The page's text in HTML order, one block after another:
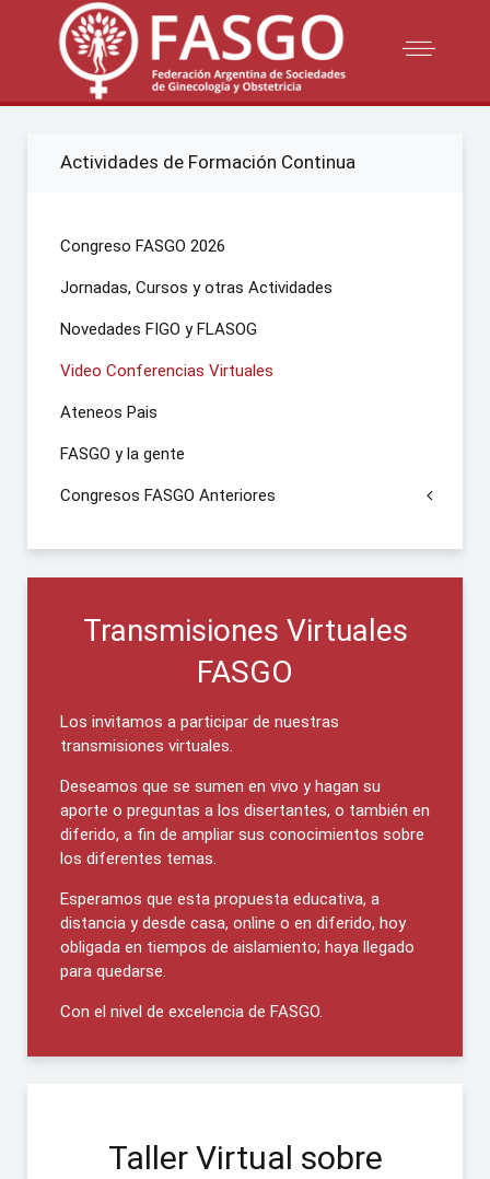
Transmisiones Virtuales
FASGO
Los invitamos a participar de nuestras
transmisiones virtuales.
Deseamos que se sumen en vivo y hagan su
aporte o preguntas a los disertantes, o también en
diferido, a fin de ampliar sus conocimientos sobre
los diferentes temas.
Esperamos que esta propuesta educativa, a
distancia y desde casa, online o en diferido, hoy
obligada en tiempos de aislamiento; haya llegado
para quedarse.
Con el nivel de excelencia de FASGO.
Taller Virtual sobre
Actividades de Formación Continua
Congreso FASGO 2026
Jornadas, Cursos y otras Actividades
Novedades FIGO y FLASOG
Video Conferencias Virtuales
Ateneos Pais
FASGO y la gente
Congresos FASGO Anteriores